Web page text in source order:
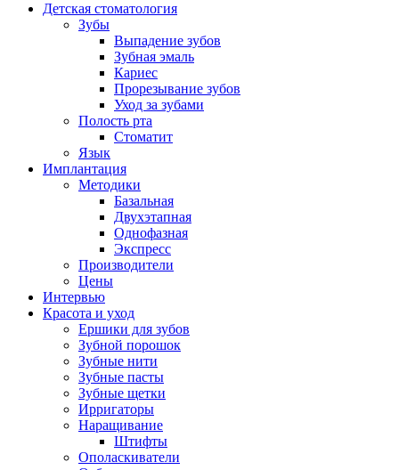
Детская стоматология
Зубы
Выпадение зубов
Зубная эмаль
Кариес
Прорезывание зубов
Уход за зубами
Полость рта
Стоматит
Язык
Имплантация
Методики
Базальная
Двухэтапная
Однофазная
Экспресс
Производители
Цены
Интервью
Красота и уход
Ершики для зубов
Зубной порошок
Зубные нити
Зубные пасты
Зубные щетки
Ирригаторы
Наращивание
Штифты
Ополаскиватели